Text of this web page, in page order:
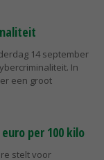
14 september
In
een groot
per 100 kilo
stelt voor